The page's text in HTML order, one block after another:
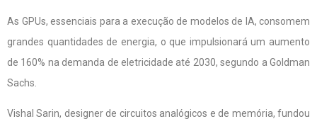
As GPUs, essenciais para a execução de modelos de IA, consomem
grandes quantidades de energia, o que impulsionará um aumento
de 160% na demanda de eletricidade até 2030, segundo a Goldman
Sachs.
Vishal Sarin, designer de circuitos analógicos e de memória, fundou